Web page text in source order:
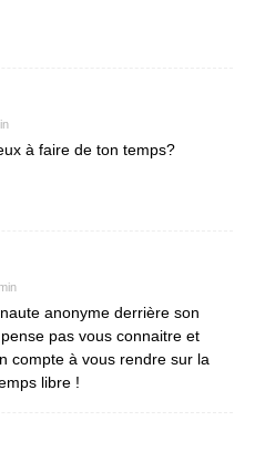
à faire de ton temps?
anonyme derrière son
pas vous connaitre et
compte à vous rendre sur la
libre !